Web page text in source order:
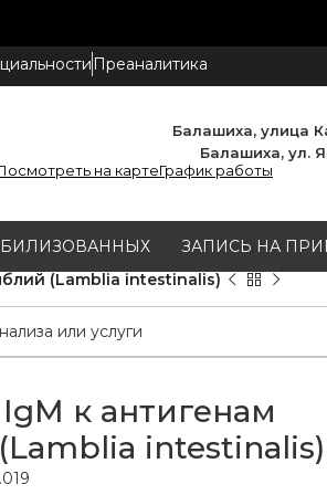
Преаналитика
Балашиха, улица
Балашиха, ул.
на картеГрафик работы
ЗАПИСЬ НА
(Lamblia intestinalis)
к антигенам
intestinalis)